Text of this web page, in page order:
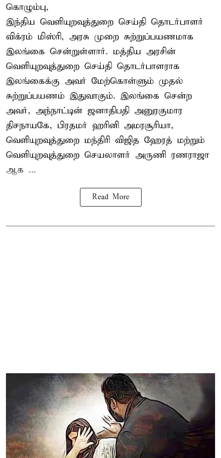
கொழும்பு,
இந்திய வெளியுறவுத்துறை செய்தி தொடர்பாளர்
விக்ரம் மிஸ்ரி, அரசு முறை சுற்றுப்பயணமாக
இலங்கை சென்றுள்ளார். மத்திய அரசின்
வெளியுறவுத்துறை செய்தி தொடர்பாளராக
இலங்கைக்கு அவர் மேற்கொள்ளும் முதல்
சுற்றுப்பயணம் இதுவாகும். இலங்கை சென்ற
அவர், அந்நாட்டின் ஜனாதிபதி அனுரகுமார
திசநாயகே, பிரதமர் ஹரினி அமரசூரியா,
வெளியுறவுத்துறை மந்திரி விஜித ஹேரத் மற்றும்
வெளியுறவுத்துறை செயலாளர் அருணி ரணராஜா
ஆக ...
Read More